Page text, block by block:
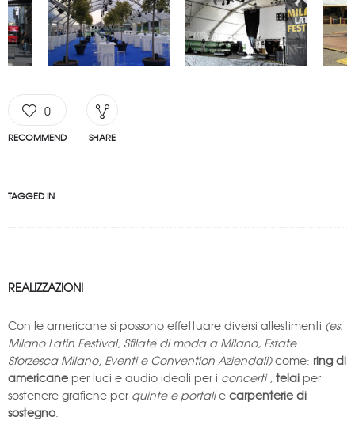
0
RECOMMEND SHARE
TAGGED IN
REALIZZAZIONI
Con le americane si possono effettuare diversi allestimenti (es.
Milano Latin Festival, Sfilate di moda a Milano, Estate
Sforzesca Milano, Eventi e Convention Aziendali)come: ring di
americane per luci e audio ideali per i concerti , telai per
sostenere grafiche per quinte e portalie carpenterie di
sostegno